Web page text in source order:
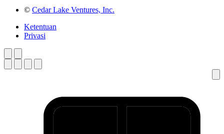
© Cedar Lake Ventures, Inc.
Ketentuan
Privasi